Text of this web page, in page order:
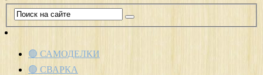
🟢 САМОДЕЛКИ
🟢 СВАРКА